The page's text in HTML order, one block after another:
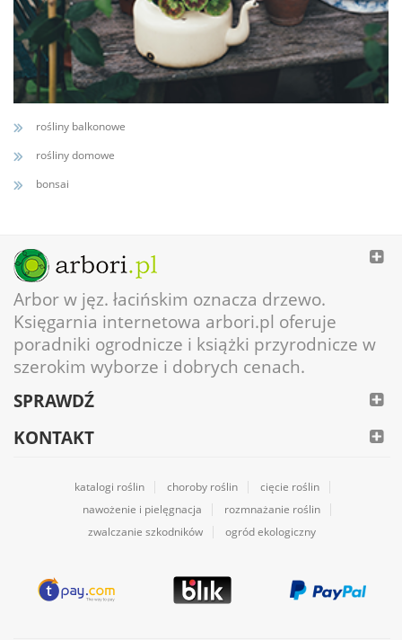
rośliny balkonowe
rośliny domowe
bonsai
Arbor w jęz. łacińskim oznacza drzewo.
Księgarnia internetowa arbori.pl oferuje
poradniki ogrodnicze i książki przyrodnicze w
szerokim wyborze i dobrych cenach.
SPRAWDŹ
KONTAKT
katalogi roślin choroby roślin
cięcie roślin
nawożenie i pielęgnacja
rozmnażanie roślin
zwalczanie szkodników
ogród ekologiczny